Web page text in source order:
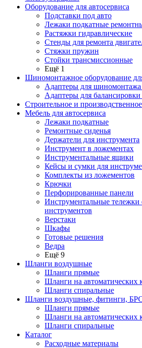
Оборудование для автосервиса
Подставки под авто
Лежаки подкатные
Растяжки гидравлические
Стенды для ремонта
Стяжки пружин
Стойки трансмиссионные
Ещё 1
Шиномонтажное оборудование
Адаптеры для шиномонтажа
Адаптеры для балансировки
Строительное и
Мебель для автосервиса
Лежаки подкатные
Ремонтные сиденья
Держатели для инструмента
Инструмент в ложементах
Инструментальные ящики
Кейсы и сумки для
Комплекты из ложементов
Крючки
Перфорированные панели
Инструментальные тележки
инструментов
Верстаки
Шкафы
Готовые решения
Ведра
Ещё 9
Шланги воздушные
Шланги прямые
Шланги на автоматических
Шланги спиральные
Шланги воздушные, фитинги,
Шланги прямые
Шланги на автоматических
Шланги спиральные
Каталог
Расходные материалы